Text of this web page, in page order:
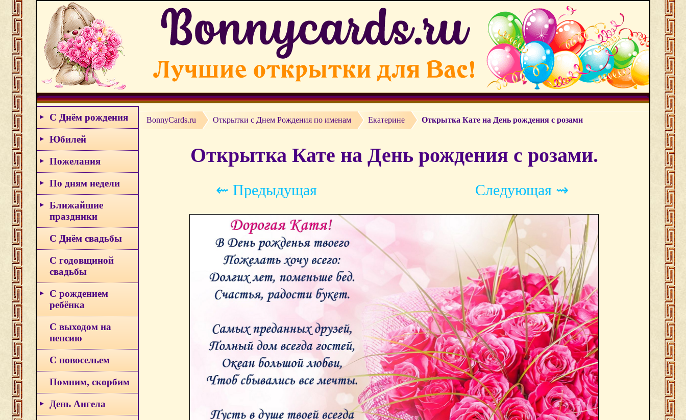
С Днём рождения
Юбилей
Пожелания
По дням недели
Ближайшие
праздники
С Днём свадьбы
С годовщиной
свадьбы
С рождением
ребёнка
С выходом на
пенсию
С новосельем
Помним, скорбим
День Ангела
BonnyCards.ru Открытки c Днем Рождения по именам Екатерине Открытка Кате на День рождения с розами
Открытка Кате на День рождения с розами.
⇜ Предыдущая Следующая ⇝